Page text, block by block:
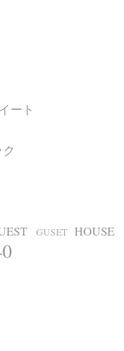
ート
GUSET HOUSE